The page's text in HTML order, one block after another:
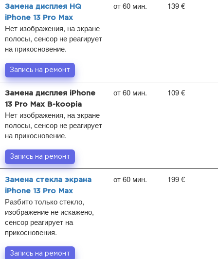
Замена дисплея HQ
iPhone 13 Pro Max
Нет изображения, на экране
полосы, сенсор не реагирует
на прикосновение.
от 60 мин. 139 €
Запись на ремонт
Замена дисплея iPhone
13 Pro Max B-koopia
Нет изображения, на экране
полосы, сенсор не реагирует
на прикосновение.
от 60 мин. 109 €
Запись на ремонт
Замена стекла экрана
iPhone 13 Pro Max
Разбито только стекло,
изображение не искажено,
сенсор реагирует на
прикосновения.
от 60 мин. 199 €
Запись на ремонт